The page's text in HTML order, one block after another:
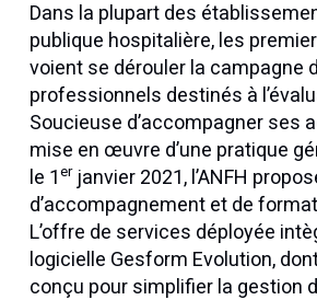
Dans la plupart des
publique hospitalière, les
voient se dérouler la campagne
professionnels destinés à
Soucieuse d’accompagner ses
mise en œuvre d’une pratique
le 1erjanvier 2021, l’ANFH
d’accompagnement et de
L’offre de services déployée
logicielle Gesform Evolution,
conçu pour simplifier la gestion